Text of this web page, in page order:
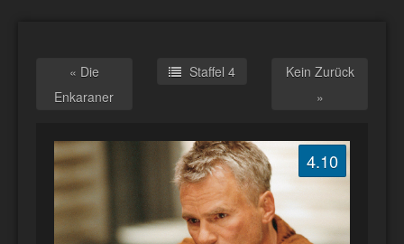
« Die
Enkaraner
Staffel 4
Kein Zurück
»
4.10